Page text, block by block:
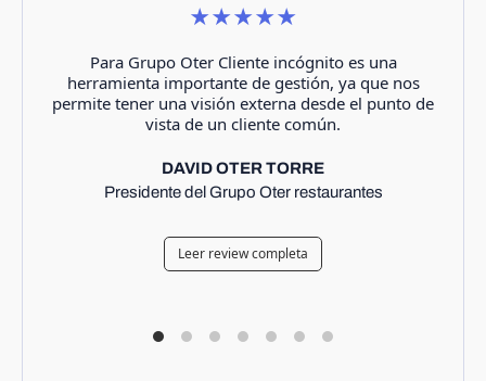
★★★★★
Para Grupo Oter Cliente incógnito es una
herramienta importante de gestión, ya que nos
permite tener una visión externa desde el punto de
vista de un cliente común.
DAVID OTER TORRE
Presidente del Grupo Oter restaurantes
Leer review completa